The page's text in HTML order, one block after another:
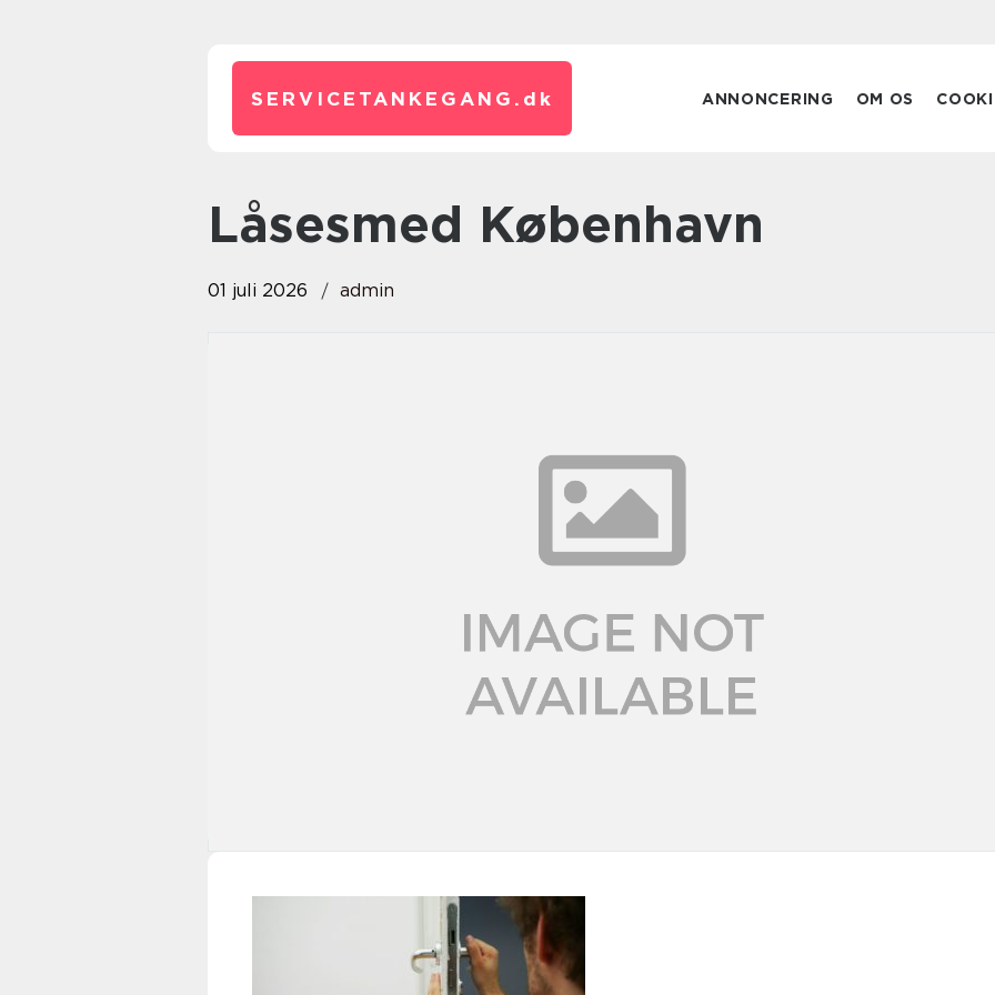
SERVICETANKEGANG. dk ANNONCERING OM OS
Låsesmed København
01 juli 2026 admin